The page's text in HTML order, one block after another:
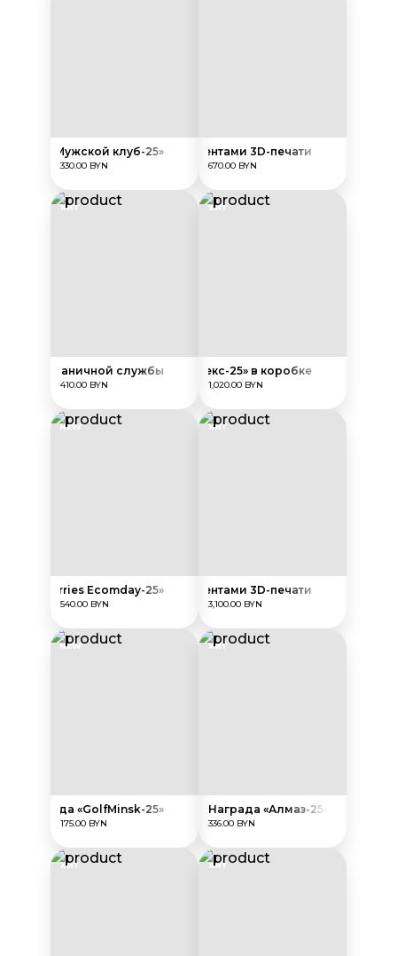
«Мужской клуб-25»
330.00 BYN
Награда с элементами 3D-печати
670.00 BYN
ХИТ
для пограничной службы
410.00 BYN
ХИТ
Награда «МастерФлекс-25» в коробке
1,020.00 BYN
NEW
«Wildberries Ecomday-25»
540.00 BYN
ХИТ
Кубок с элементами 3D-печати
3,100.00 BYN
NEW
Награда «GolfMinsk-25»
175.00 BYN
ХИТ
Награда «Алмаз-25»
336.00 BYN
ХИТ ХИТ